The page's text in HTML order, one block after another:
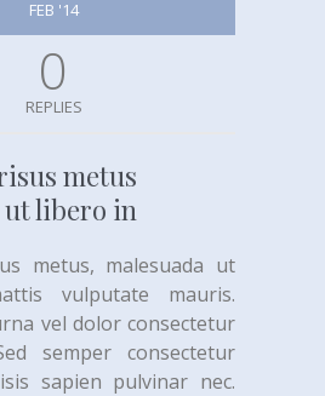
FEB '14
0
REPLIES
metus
ut libero in
metus, malesuada ut
vulputate mauris.
vel dolor consectetur
semper consectetur
sapien pulvinar nec.